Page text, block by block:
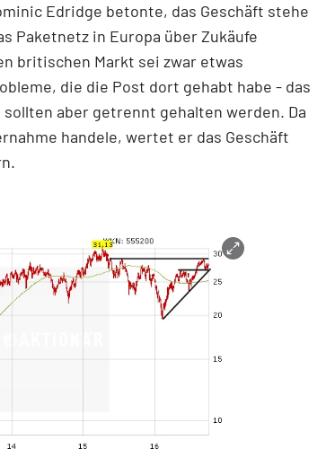
Edridge betonte, das Geschäft stehe
Paketnetz in Europa über Zukäufe
britischen Markt sei zwar etwas
die die Post dort gehabt habe - das
aber getrennt gehalten werden. Da
handele, wertet er das Geschäft